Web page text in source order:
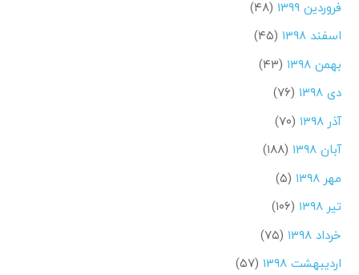
فروردین ۱۳۹۹
(۴۸)
اسفند ۱۳۹۸
(۴۵)
بهمن ۱۳۹۸
(۴۳)
دی ۱۳۹۸
(۷۶)
آذر ۱۳۹۸
(۷۰)
آبان ۱۳۹۸
(۱۸۸)
مهر ۱۳۹۸
(۵)
تیر ۱۳۹۸
(۱۰۶)
خرداد ۱۳۹۸
(۷۵)
اردیبهشت ۱۳۹۸
(۵۷)